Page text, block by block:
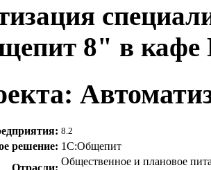
8" в кафе
8.2
решение: 1С:Общепит
Общественное и плановое